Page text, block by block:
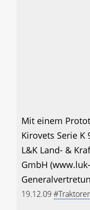
Mit einem
Kirovets Serie
L&K Land- &
GmbH
19.12.09